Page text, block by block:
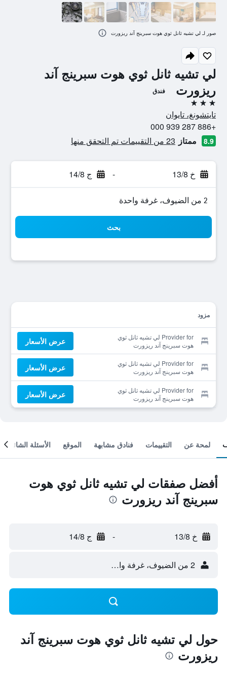
لي تشيه ثانل ثوي هوت سبرينج آند
ريزورت
فندق
3 نجوم
تايتشونغ، تايوان
+886 287 939 000
8.9 ممتاز 23 من التقييمات تم التحقق منها
خ 13/8 - ج 14/8
2 من الضيوف، غرفة واحدة
بحث
مزود
Provider for لي تشيه ثانل ثوي
هوت سبرينج آند ريزورت
عرض الأسعار
Provider for لي تشيه ثانل ثوي
هوت سبرينج آند ريزورت
عرض الأسعار
Provider for لي تشيه ثانل ثوي
هوت سبرينج آند ريزورت
عرض الأسعار
صور لـ لي تشيه ثانل ثوي هوت سبرينج آند ريزورت
لمحة عن التقييمات فنادق مشابهة الموقع الأسئلة الشائعة
أفضل صفقات لي تشيه ثانل ثوي هوت
سبرينج آند ريزورت
خ 13/8 - ج 14/8
2 من الضيوف، غرفة واحدة
حول لي تشيه ثانل ثوي هوت سبرينج آند
ريزورت